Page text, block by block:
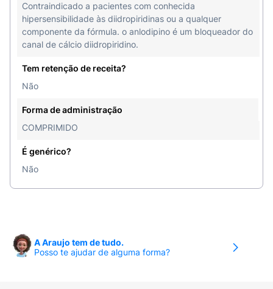
Contraindicado a pacientes com conhecida
hipersensibilidade às diidropiridinas ou a qualquer
componente da fórmula. o anlodipino é um bloqueador do
canal de cálcio diidropiridino.
Tem retenção de receita?
Não
Forma de administração
COMPRIMIDO
É genérico?
Não
A Araujo tem de tudo.
Posso te ajudar de alguma forma?